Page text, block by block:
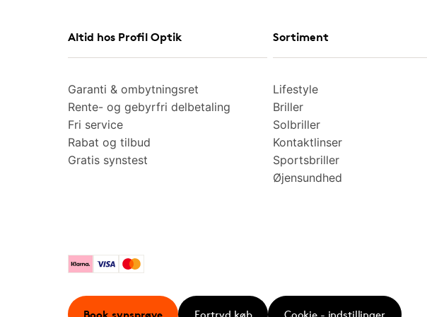
Altid hos Profil Optik
Garanti & ombytningsret
Rente- og gebyrfri delbetaling
Fri service
Rabat og tilbud
Gratis synstest
Sortiment
Lifestyle
Briller
Solbriller
Kontaktlinser
Sportsbriller
Øjensundhed
KlarnaVisa Mastercard